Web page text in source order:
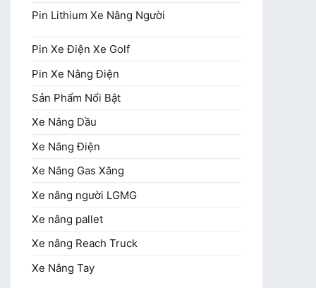
Pin Lithium Xe Nâng Người
Pin Xe Điện Xe Golf
Pin Xe Nâng Điện
Sản Phẩm Nổi Bật
Xe Nâng Dầu
Xe Nâng Điện
Xe Nâng Gas Xăng
Xe nâng người LGMG
Xe nâng pallet
Xe nâng Reach Truck
Xe Nâng Tay